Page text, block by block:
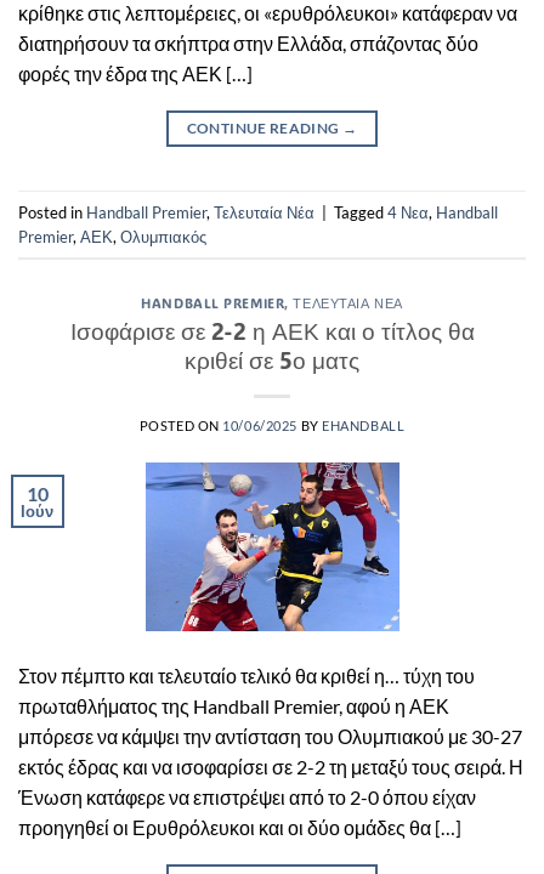
κρίθηκε στις λεπτομέρειες, οι «ερυθρόλευκοι» κατάφεραν να
διατηρήσουν τα σκήπτρα στην Ελλάδα, σπάζοντας δύο
φορές την έδρα της ΑΕΚ […]
CONTINUE READING →
Posted in Handball Premier, Τελευταία Νέα Tagged4 Νεα, Handball
Premier, ΑΕΚ, Ολυμπιακός
HANDBALL PREMIER,ΤΕΛΕΥΤΑΊΑ ΝΈΑ
Ισοφάρισε σε 2-2 η ΑΕΚ και ο τίτλος θα
κριθεί σε 5ο ματς
POSTED ON 10/06/2025 BY EHANDBALL
10
Ιούν
Στον πέμπτο και τελευταίο τελικό θα κριθεί η… τύχη του
πρωταθλήματος της Handball Premier, αφού η ΑΕΚ
μπόρεσε να κάμψει την αντίσταση του Ολυμπιακού με 30-27
εκτός έδρας και να ισοφαρίσει σε 2-2 τη μεταξύ τους σειρά. Η
Ένωση κατάφερε να επιστρέψει από το 2-0 όπου είχαν
προηγηθεί οι Ερυθρόλευκοι και οι δύο ομάδες θα […]